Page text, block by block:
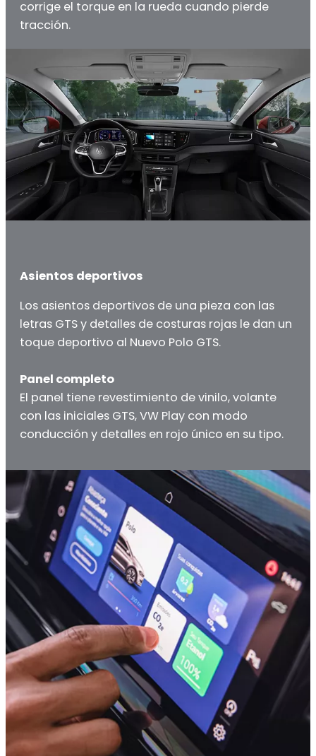
corrige el torque en la rueda cuando pierde
tracción.
Asientos deportivos
Los asientos deportivos de una pieza con las
letras GTS y detalles de costuras rojas le dan un
toque deportivo al Nuevo Polo GTS.
Panel completo
El panel tiene revestimiento de vinilo, volante
con las iniciales GTS, VW Play con modo
conducción y detalles en rojo único en su tipo.